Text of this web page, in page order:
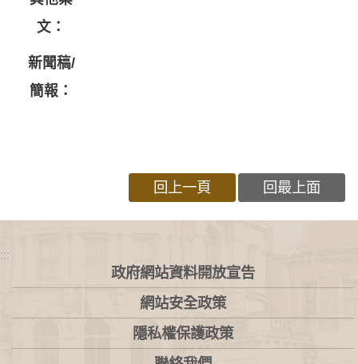
文：
新聞稿/
簡報：
回上一頁 回最上面
:::
政府網站資料開放宣告
網站安全政策
隱私權保護政策